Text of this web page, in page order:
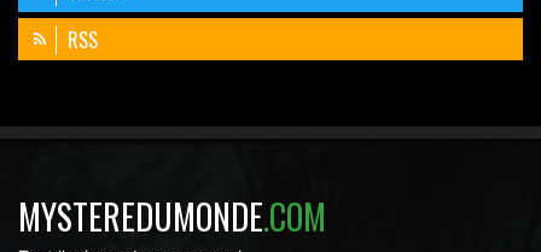
RSS
MYSTEREDUMONDE.COM